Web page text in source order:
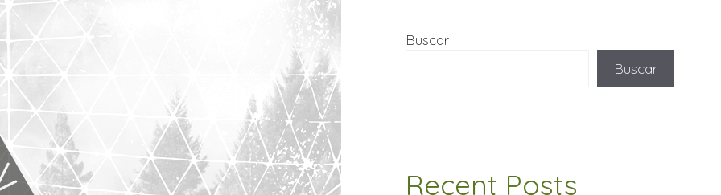
Buscar
Buscar
Recent Posts